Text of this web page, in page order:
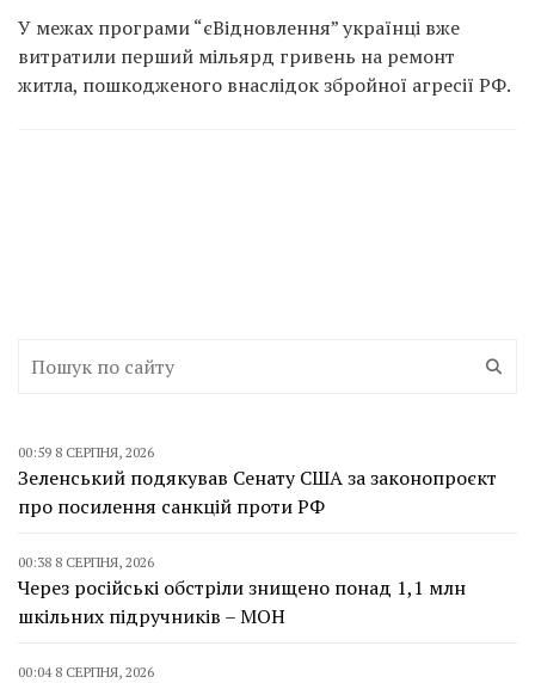
У межах програми “єВідновлення” українці вже
витратили перший мільярд гривень на ремонт
житла, пошкодженого внаслідок збройної агресії РФ.
00:59 8 СЕРПНЯ, 2026
Зеленський подякував Сенату США за законопроєкт
про посилення санкцій проти РФ
00:38 8 СЕРПНЯ, 2026
Через російські обстріли знищено понад 1,1 млн
шкільних підручників – МОН
00:04 8 СЕРПНЯ, 2026